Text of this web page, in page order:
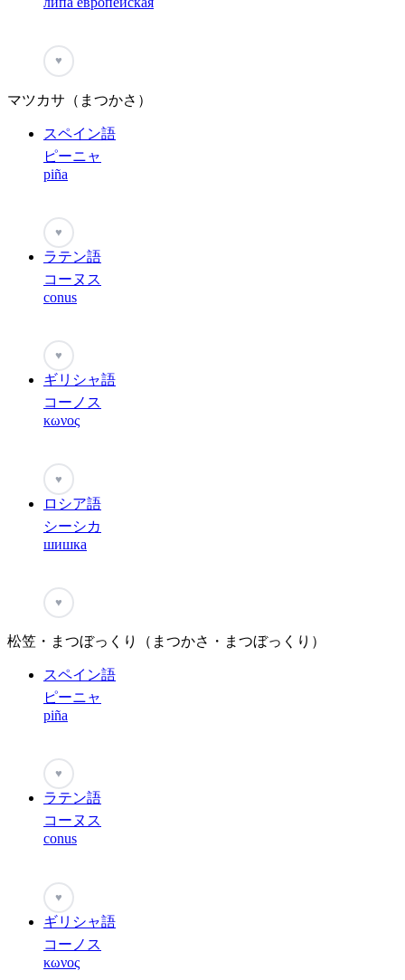
♥
マツカサ（まつかさ）
スペイン語
ピーニャ
piña
♥
ラテン語
コーヌス
conus
♥
ギリシャ語
コーノス
κωνος
♥
ロシア語
シーシカ
шишка
♥
松笠・まつぼっくり（まつかさ・まつぼっくり）
スペイン語
ピーニャ
piña
♥
ラテン語
コーヌス
conus
♥
ギリシャ語
コーノス
κωνος